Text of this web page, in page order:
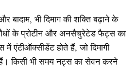
भी दिमाग की शक्ति बढ़ाने के
के प्रोटीन और अनसैचुरेटेड फैट्स का
एंटीऑक्सीडेंट होते हैं, जो दिमागी
किसी भी समय नट्स का सेवन करने